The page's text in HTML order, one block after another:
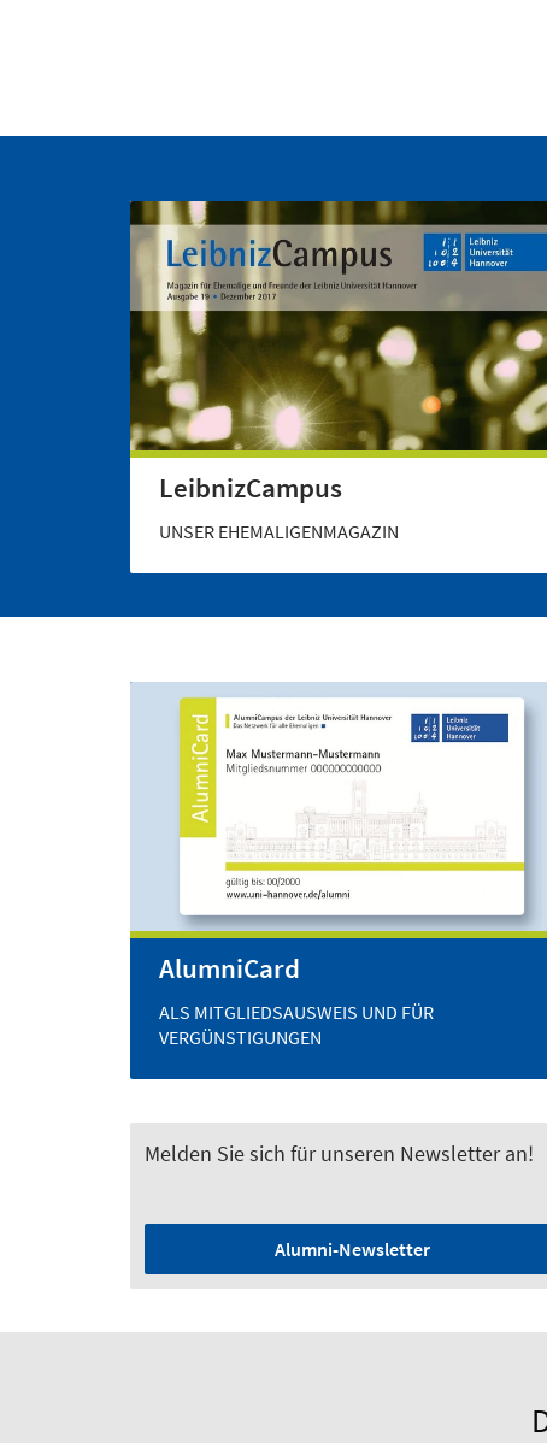
LeibnizCampus
UNSER EHEMALIGENMAGAZIN
AlumniCard
ALS MITGLIEDSAUSWEIS UND FÜR
VERGÜNSTIGUNGEN
Melden Sie sich für unseren Newsletter an!
Alumni-Newsletter